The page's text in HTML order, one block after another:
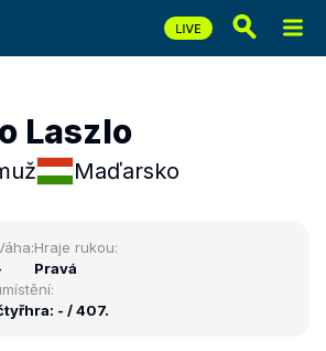
Laszlo
Maďarsko
Hraje rukou:
Pravá
- / 407.